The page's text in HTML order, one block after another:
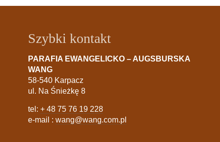
Szybki kontakt
PARAFIA EWANGELICKO – AUGSBURSKA
WANG
58-540 Karpacz
ul. Na Śnieżkę 8
tel: + 48 75 76 19 228
e-mail : wang@wang.com.pl